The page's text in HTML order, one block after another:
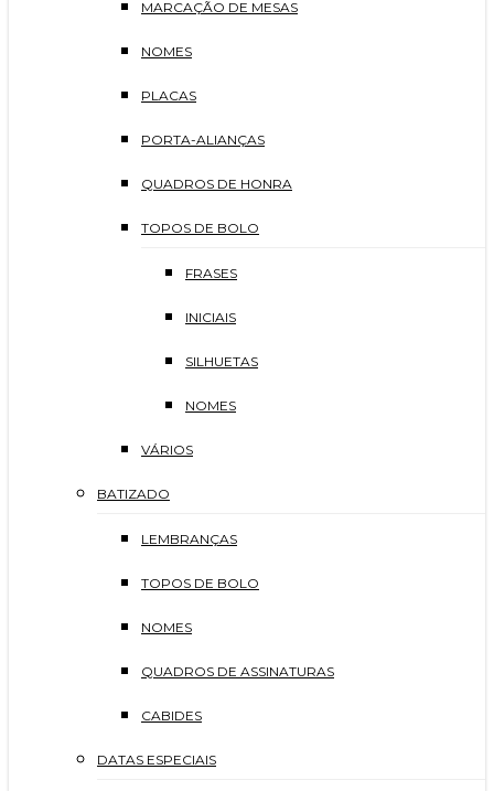
MARCAÇÃO DE MESAS
NOMES
PLACAS
PORTA-ALIANÇAS
QUADROS DE HONRA
TOPOS DE BOLO
FRASES
INICIAIS
SILHUETAS
NOMES
VÁRIOS
BATIZADO
LEMBRANÇAS
TOPOS DE BOLO
NOMES
QUADROS DE ASSINATURAS
CABIDES
DATAS ESPECIAIS